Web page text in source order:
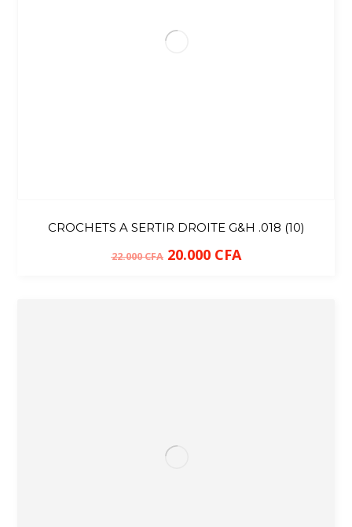
CROCHETS A SERTIR DROITE G&H .018 (10)
22.000CFA 20.000 CFA